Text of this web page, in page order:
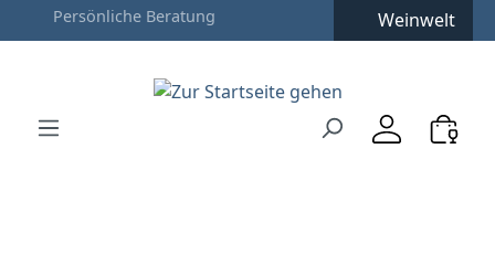
Zum Hauptinhalt springen
Zur Hauptnavigation springen
Weinwelt